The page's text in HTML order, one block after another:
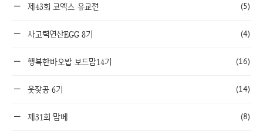
제43회 코엑스 유교전 (5)
사고력연산EGG 8기 (4)
행복한바오밥 보드맘14기 (16)
웃찾공 6기 (14)
제31회 맘베 (8)